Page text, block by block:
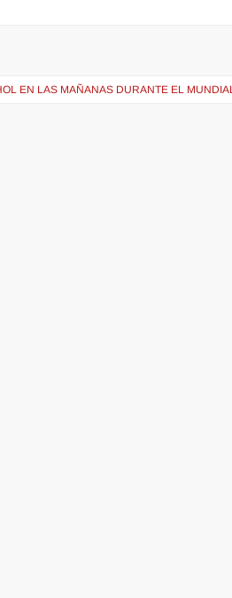
EN LAS MAÑANAS DURANTE EL